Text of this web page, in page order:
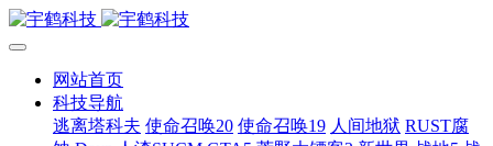
网站首页
科技导航
逃离塔科夫 使命召唤20 使命召唤19 人间地狱 RUST腐